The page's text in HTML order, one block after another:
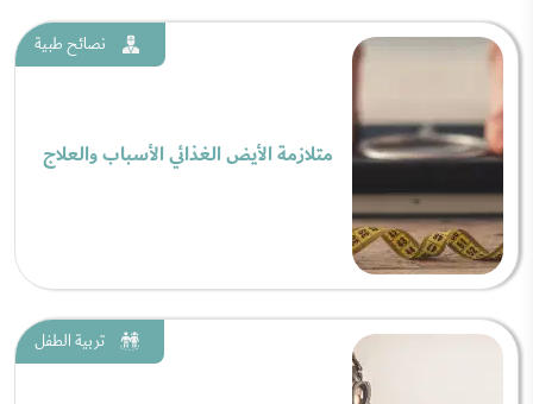
نصائح طبية
متلازمة الأيض الغذائي الأسباب والعلاج
تربية الطفل